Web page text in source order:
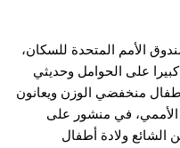
الأمم المتحدة للسكان،
على الحوامل وحديثي
منخفضي الوزن ويعانون
الأممي، في منشور على
ولادة أطفال